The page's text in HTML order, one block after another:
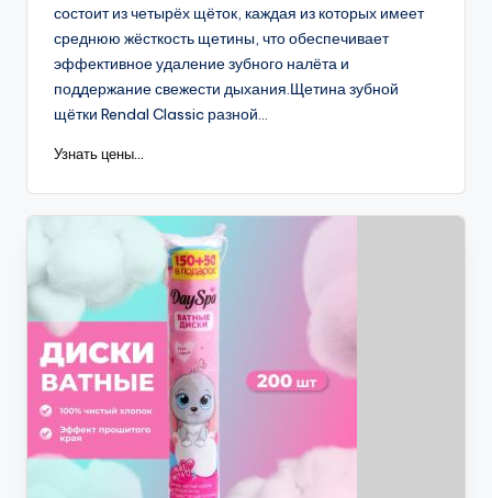
состоит из четырёх щёток, каждая из которых имеет
среднюю жёсткость щетины, что обеспечивает
эффективное удаление зубного налёта и
поддержание свежести дыхания.Щетина зубной
щётки Rendal Classic разной...
Узнать цены...